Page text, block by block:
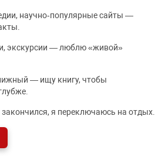
научно‑популярные сайты —
экскурсии — люблю «живой»
— ищу книгу, чтобы
я переключаюсь на отдых.